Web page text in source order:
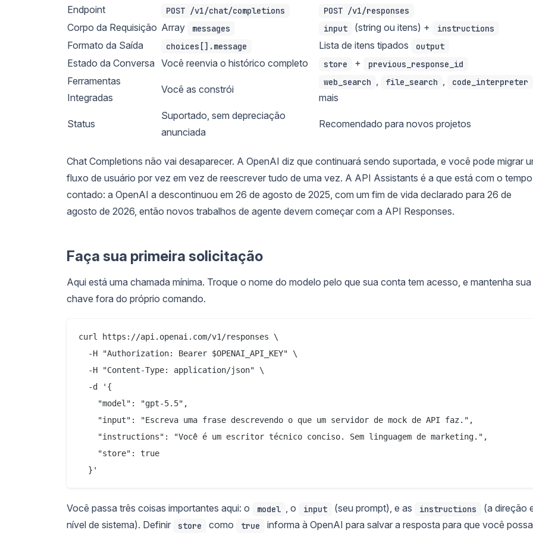
Endpoint POST /v1/chat/completions POST /v1/responses
Corpo da Requisição Array messages input (string ou itens) + instructions
Formato da Saída choices[].message Lista de itens tipados output
Estado da Conversa Você reenvia o histórico completo store + previous_response_id
Ferramentas
Integradas
Você as constrói
web_search file_search code_interpreter
mais
Status
Suportado, sem depreciação
anunciada
Recomendado para novos projetos
Chat Completions não vai desaparecer. A OpenAI diz que continuará sendo suportada, e você pode migrar
fluxo de usuário por vez em vez de reescrever tudo de uma vez. A API Assistants é a que está com o tempo
contado: a OpenAI a descontinuou em 26 de agosto de 2025, com um fim de vida declarado para 26 de
agosto de 2026, então novos trabalhos de agente devem começar com a API Responses.
Faça sua primeira solicitação
Aqui está uma chamada mínima. Troque o nome do modelo pelo que sua conta tem acesso, e mantenha sua
chave fora do próprio comando.
curl https://api.openai.com/v1/responses \
  -H "Authorization: Bearer $OPENAI_API_KEY" \
  -H "Content-Type: application/json" \
  -d '{
    "model": "gpt-5.5",
    "input": "Escreva uma frase descrevendo o que um servidor de mock de API faz.",
    "instructions": "Você é um escritor técnico conciso. Sem linguagem de marketing.",
    "store": true
Você passa três coisas importantes aqui: o model , o input (seu prompt), e as instructions
(a direção
nível de sistema). Definir
store como true informa à OpenAI para salvar a resposta para que você possa